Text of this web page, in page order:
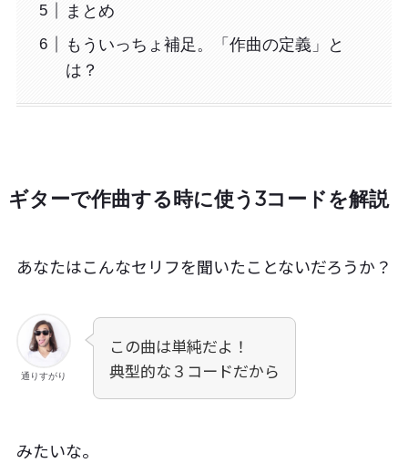
まとめ
もういっちょ補足。「作曲の定義」と
は？
ギターで作曲する時に使う3コードを解説
あなたはこんなセリフを聞いたことないだろうか？
通りすがり
この曲は単純だよ！
典型的な３コードだから
みたいな。